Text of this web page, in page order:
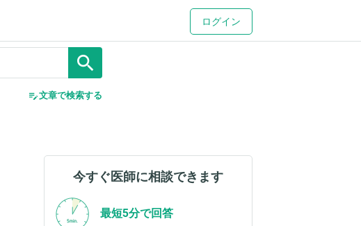
ログイン
search
edit_note文章で検索する
今すぐ医師に相談できます
最短5分で回答